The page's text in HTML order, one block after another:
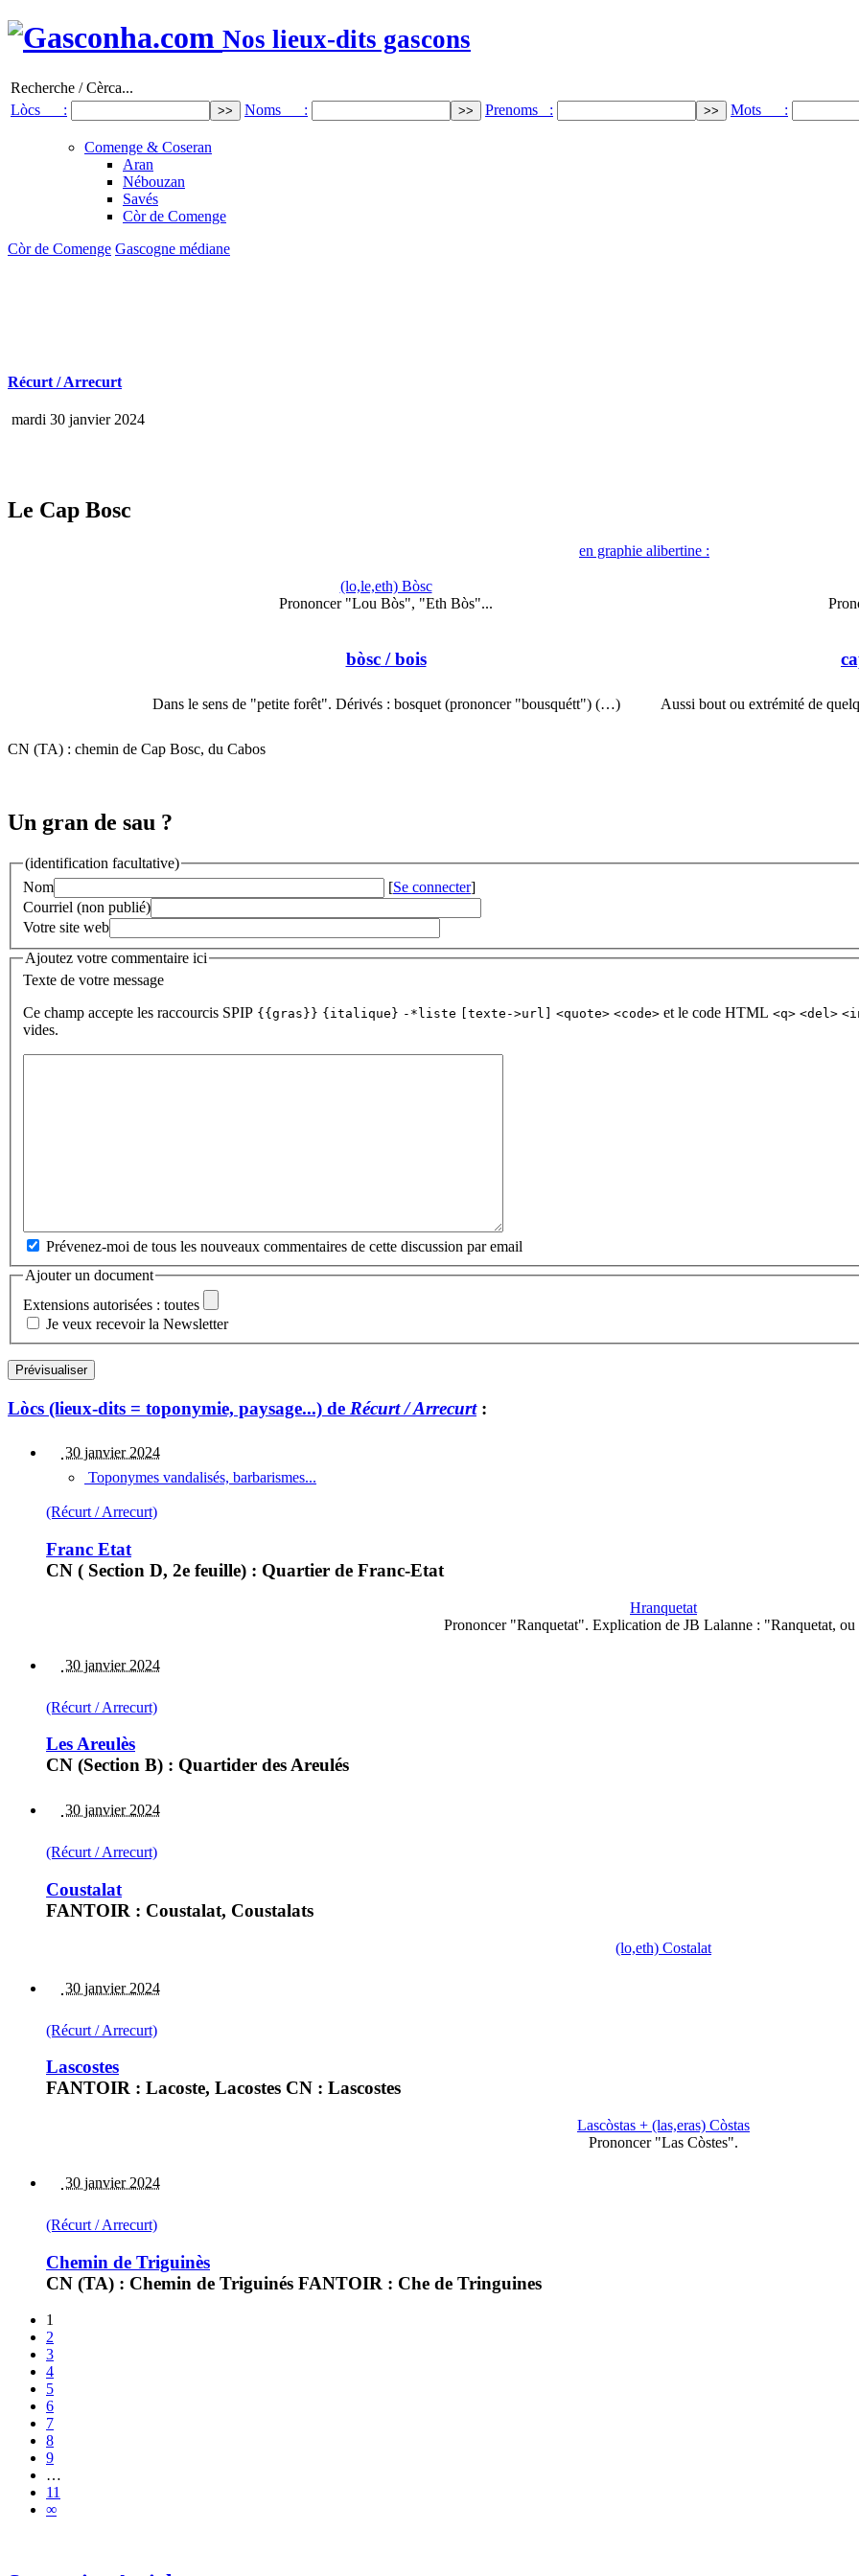
Nos lieux-dits gascons
Recherche / Cèrca...
Lòcs :
Noms : Prenoms : Mots :
Comenge & Coseran
Aran
Nébouzan
Savés
Còr de Comenge
Còr de Comenge Gascogne médiane
Récurt / Arrecurt
mardi 30 janvier 2024
Le Cap Bosc
en graphie alibertine :
(lo,le,eth) Bòsc
Prononcer "Lou Bòs", "Eth Bòs"...
bòsc/ bois
Dans le sens de "petite forêt". Dérivés : bosquet (prononcer "bousquétt") (…) Aussi bout ou extrémité de
CN (TA) : chemin de Cap Bosc, du Cabos
Un gran de sau ?
(identification facultative)
Nom
[Se connecter]
Courriel (non publié)
Votre site web
Ajoutez votre commentaire ici
Texte de votre message
Ce champ accepte les raccourcis SPIP {{gras}} {italique} -*liste [texte->url] <quote> <code> et le code HTML <q> <del>
vides.
Prévenez-moi de tous les nouveaux commentaires de cette discussion par email
Ajouter un document
Extensions autorisées : toutes
Je veux recevoir la Newsletter
Lòcs (lieux-dits = toponymie, paysage...) de Récurt / Arrecurt:
30 janvier 2024
Toponymes vandalisés, barbarismes...
(Récurt / Arrecurt)
Franc Etat
CN ( Section D, 2e feuille) : Quartier de Franc-Etat
Hranquetat
Prononcer "Ranquetat". Explication de JB Lalanne : "Ranquetat,
30 janvier 2024
(Récurt / Arrecurt)
Les Areulès
CN (Section B) : Quartider des Areulés
30 janvier 2024
(Récurt / Arrecurt)
Coustalat
FANTOIR : Coustalat, Coustalats
(lo,eth) Costalat
30 janvier 2024
(Récurt / Arrecurt)
Lascostes
FANTOIR : Lacoste, Lacostes CN : Lascostes
Lascòstas + (las,eras) Còstas
Prononcer "Las Còstes".
30 janvier 2024
(Récurt / Arrecurt)
Chemin de Triguinès
CN (TA) : Chemin de Triguinés FANTOIR : Che de Tringuines
1
2
3
4
5
6
7
8
9
…
11
∞